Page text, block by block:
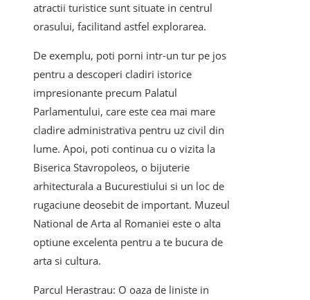
atractii turistice sunt situate in centrul
orasului, facilitand astfel explorarea.
De exemplu, poti porni intr-un tur pe jos
pentru a descoperi cladiri istorice
impresionante precum Palatul
Parlamentului, care este cea mai mare
cladire administrativa pentru uz civil din
lume. Apoi, poti continua cu o vizita la
Biserica Stavropoleos, o bijuterie
arhitecturala a Bucurestiului si un loc de
rugaciune deosebit de important. Muzeul
National de Arta al Romaniei este o alta
optiune excelenta pentru a te bucura de
arta si cultura.
Parcul Herastrau: O oaza de liniste in